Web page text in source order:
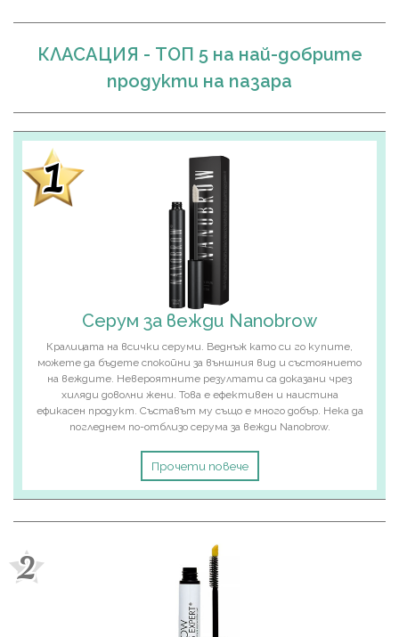
КЛАСАЦИЯ - ТОП 5 на най-добрите
продукти на пазара
1
Серум за вежди Nanobrow
Кралицата на всички серуми. Веднъж като си го купите,
можете да бъдете спокойни за външния вид и състоянието
на веждите. Невероятните резултати са доказани чрез
хиляди доволни жени. Това е ефективен и наистина
ефикасен продукт. Съставът му също е много добър. Нека да
погледнем по-отблизо серума за вежди Nanobrow.
Прочети повече
2